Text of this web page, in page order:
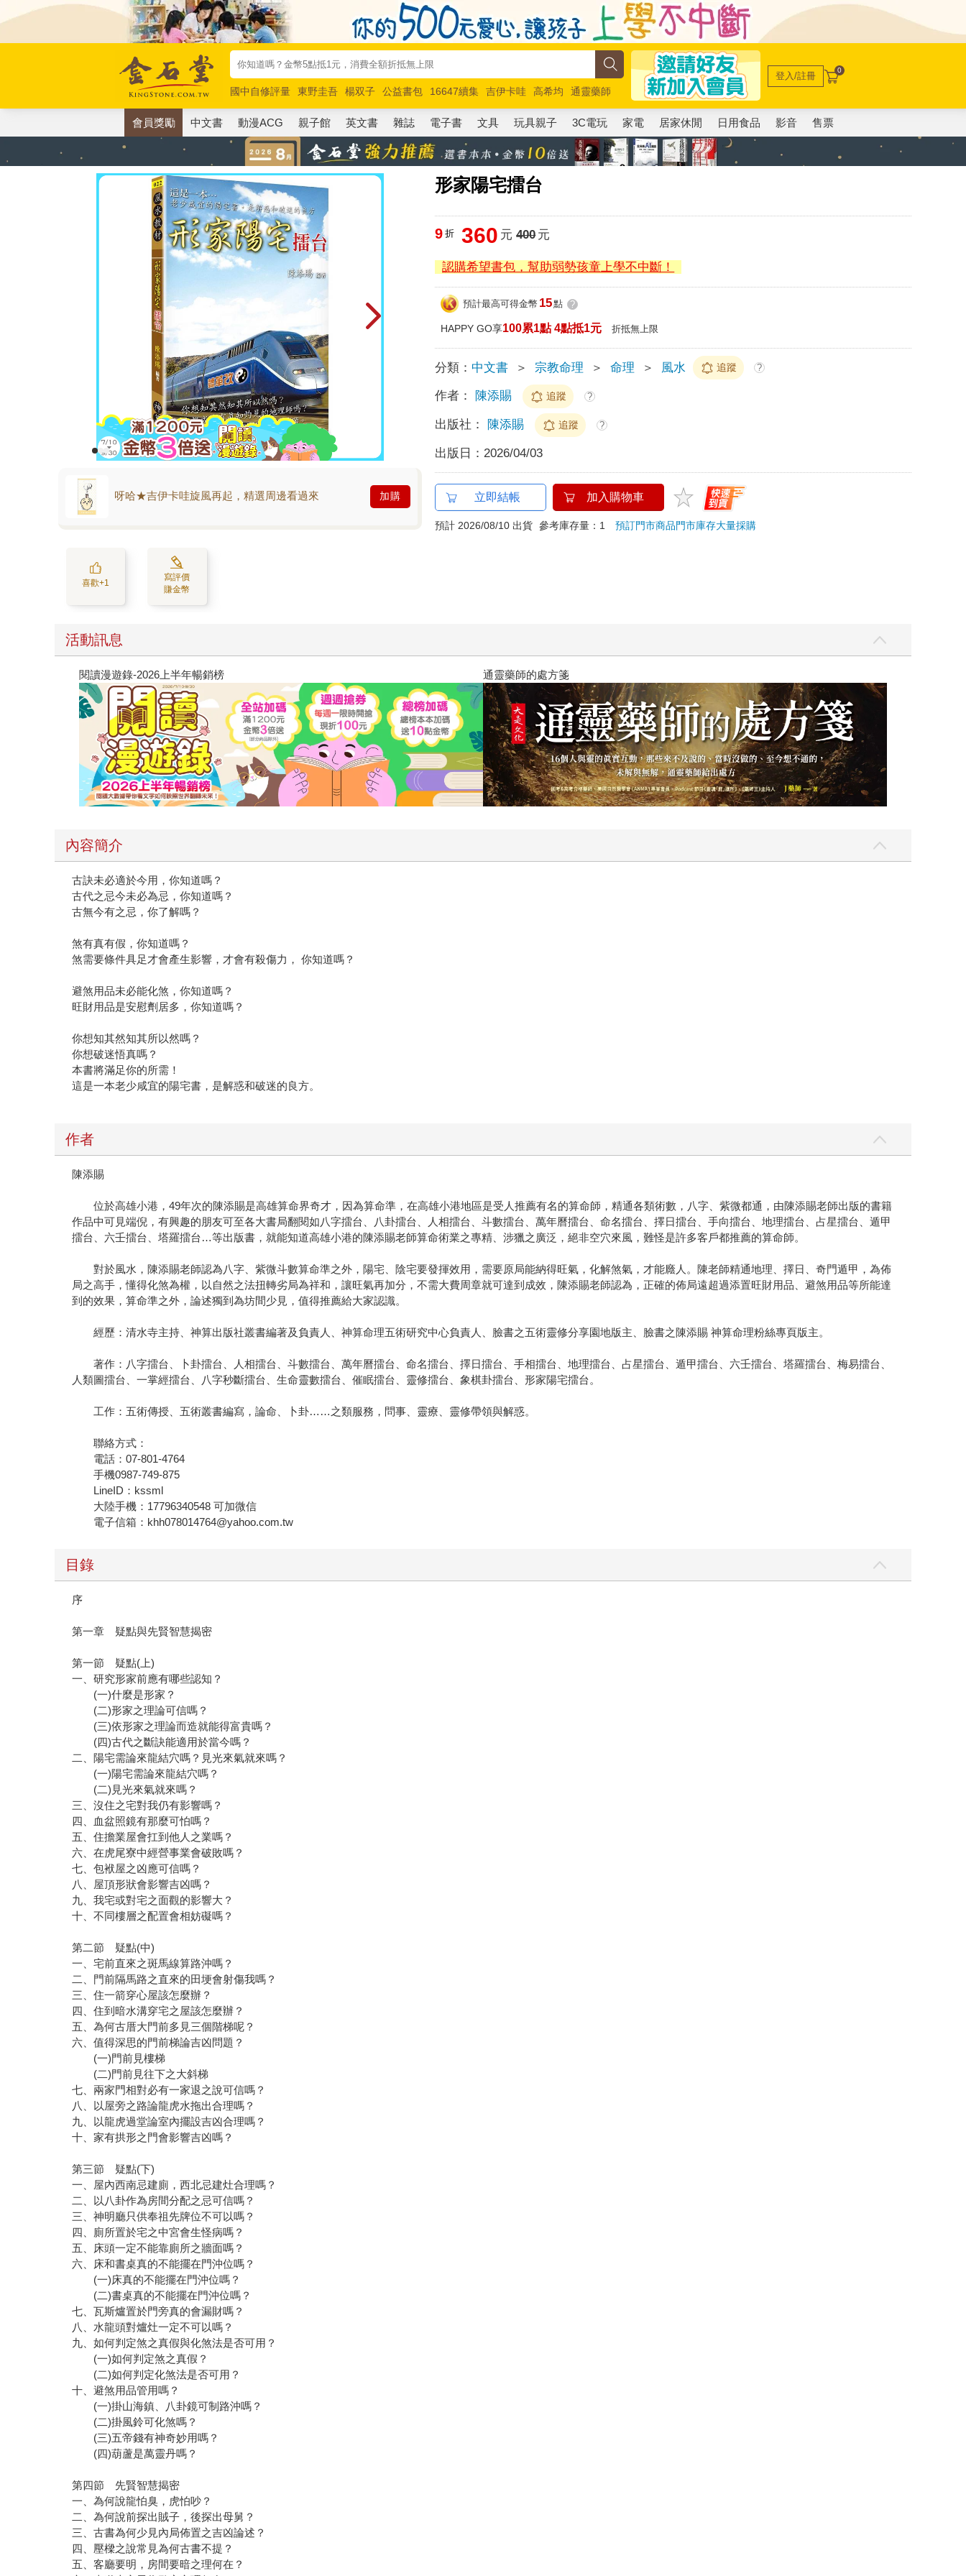
國中自修評量 東野圭吾 楊双子 公益書包 16647續集 吉伊卡哇 高希均
通靈藥師
唯紅花綻放
奧德賽 路邊攤新作 馬斯克 玩具總動員5 超慢跑
登入/註冊 0
會員獎勵 中文書 動漫ACG 親子館 英文書 雜誌 電子書 文具 玩具親子 3C電玩 家電 居家休閒 日用食品 影音 售票
形家陽宅擂台
呀哈★吉伊卡哇旋風再起，精選周邊看過來 加購
喜歡+1
寫評價
賺金幣
9 折 360 元 400元
認購希望書包，幫助弱勢孩童上學不中斷！
預計最高可得金幣 15點 ?
HAPPY GO享100累1點 4點抵1元 折抵無上限
分類： 中文書 ＞ 宗教命理 ＞ 命理 ＞ 風水 追蹤 ?
作者： 陳添賜 追蹤 ?
出版社： 陳添賜 追蹤 ?
出版日： 2026/04/03
立即結帳 加入購物車
預計 2026/08/10 出貨 參考庫存量：1預訂門市商品門市庫存大量採購
活動訊息
閱讀漫遊錄-2026上半年暢銷榜 通靈藥師的處方箋
內容簡介
古訣未必適於今用，你知道嗎？
古代之忌今未必為忌，你知道嗎？
古無今有之忌，你了解嗎？
煞有真有假，你知道嗎？
煞需要條件具足才會產生影響，才會有殺傷力， 你知道嗎？
避煞用品未必能化煞，你知道嗎？
旺財用品是安慰劑居多，你知道嗎？
你想知其然知其所以然嗎？
你想破迷悟真嗎？
本書將滿足你的所需！
這是一本老少咸宜的陽宅書，是解惑和破迷的良方。
作者
陳添賜
位於高雄小港，49年次的陳添賜是高雄算命界奇才，因為算命準，在高雄小港地區是受人推薦有名的算命師，精通各類術數，八字、紫微都通，由陳添賜老師出版的書籍
作品中可見端倪，有興趣的朋友可至各大書局翻閱如八字擂台、八卦擂台、人相擂台、斗數擂台、萬年曆擂台、命名擂台、擇日擂台、手向擂台、地理擂台、占星擂台、遁甲
擂台、六壬擂台、塔羅擂台…等出版書，就能知道高雄小港的陳添賜老師算命術業之專精、涉獵之廣泛，絕非空穴來風，難怪是許多客戶都推薦的算命師。
對於風水，陳添賜老師認為八字、紫微斗數算命準之外，陽宅、陰宅要發揮效用，需要原局能納得旺氣，化解煞氣，才能廕人。陳老師精通地理、擇日、奇門遁甲，為佈
局之高手，懂得化煞為權，以自然之法扭轉劣局為祥和，讓旺氣再加分，不需大費周章就可達到成效，陳添賜老師認為，正確的佈局遠超過添置旺財用品、避煞用品等所能達
到的效果，算命準之外，論述獨到為坊間少見，值得推薦給大家認識。
經歷：清水寺主持、神算出版社叢書編著及負責人、神算命理五術研究中心負責人、臉書之五術靈修分享園地版主、臉書之陳添賜 神算命理粉絲專頁版主。
著作：八字擂台、卜卦擂台、人相擂台、斗數擂台、萬年曆擂台、命名擂台、擇日擂台、手相擂台、地理擂台、占星擂台、遁甲擂台、六壬擂台、塔羅擂台、梅易擂台、
人類圖擂台、一掌經擂台、八字秒斷擂台、生命靈數擂台、催眠擂台、靈修擂台、象棋卦擂台、形家陽宅擂台。
工作：五術傳授、五術叢書編寫，論命、卜卦……之類服務，問事、靈療、靈修帶領與解惑。
聯絡方式：
電話：07-801-4764
手機0987-749-875
LineID：kssml
大陸手機：17796340548 可加微信
電子信箱：khh078014764@yahoo.com.tw
目錄
序
第一章 疑點與先賢智慧揭密
第一節 疑點(上)
一、研究形家前應有哪些認知？
(一)什麼是形家？
(二)形家之理論可信嗎？
(三)依形家之理論而造就能得富貴嗎？
(四)古代之斷訣能適用於當今嗎？
二、陽宅需論來龍結穴嗎？見光來氣就來嗎？
(一)陽宅需論來龍結穴嗎？
(二)見光來氣就來嗎？
三、沒住之宅對我仍有影響嗎？
四、血盆照鏡有那麼可怕嗎？
五、住擔業屋會扛到他人之業嗎？
六、在虎尾寮中經營事業會破敗嗎？
七、包袱屋之凶應可信嗎？
八、屋頂形狀會影響吉凶嗎？
九、我宅或對宅之面觀的影響大？
十、不同樓層之配置會相妨礙嗎？
第二節 疑點(中)
一、宅前直來之斑馬線算路沖嗎？
二、門前隔馬路之直來的田埂會射傷我嗎？
三、住一箭穿心屋該怎麼辦？
四、住到暗水溝穿宅之屋該怎麼辦？
五、為何古厝大門前多見三個階梯呢？
六、值得深思的門前梯論吉凶問題？
(一)門前見樓梯
(二)門前見往下之大斜梯
七、兩家門相對必有一家退之說可信嗎？
八、以屋旁之路論龍虎水拖出合理嗎？
九、以龍虎過堂論室內擺設吉凶合理嗎？
十、家有拱形之門會影響吉凶嗎？
第三節 疑點(下)
一、屋內西南忌建廁，西北忌建灶合理嗎？
二、以八卦作為房間分配之忌可信嗎？
三、神明廳只供奉祖先牌位不可以嗎？
四、廁所置於宅之中宮會生怪病嗎？
五、床頭一定不能靠廁所之牆面嗎？
六、床和書桌真的不能擺在門沖位嗎？
(一)床真的不能擺在門沖位嗎？
(二)書桌真的不能擺在門沖位嗎？
七、瓦斯爐置於門旁真的會漏財嗎？
八、水龍頭對爐灶一定不可以嗎？
九、如何判定煞之真假與化煞法是否可用？
(一)如何判定煞之真假？
(二)如何判定化煞法是否可用？
十、避煞用品管用嗎？
(一)掛山海鎮、八卦鏡可制路沖嗎？
(二)掛風鈴可化煞嗎？
(三)五帝錢有神奇妙用嗎？
(四)葫蘆是萬靈丹嗎？
第四節 先賢智慧揭密
一、為何說龍怕臭，虎怕吵？
二、為何說前探出賊子，後探出母舅？
三、古書為何少見內局佈置之吉凶論述？
四、壓樑之說常見為何古書不提？
五、客廳要明，房間要暗之理何在？